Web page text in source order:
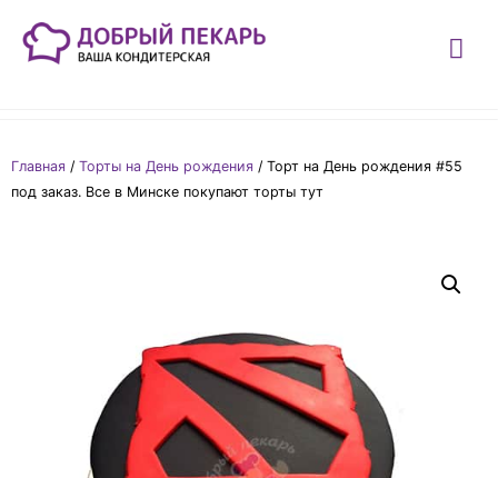
Главная / Торты на День рождения / Торт на День рождения #55
под заказ. Все в Минске покупают торты тут